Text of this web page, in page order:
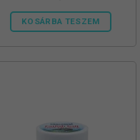
KOSÁRBA TESZEM